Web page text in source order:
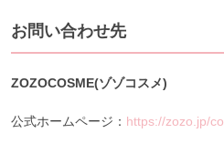
お問い合わせ先
ZOZOCOSME(ゾゾコスメ)
公式ホームページ： https://zozo.jp/